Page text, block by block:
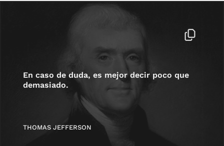
En caso de duda, es mejor decir poco que
demasiado.
THOMAS JEFFERSON